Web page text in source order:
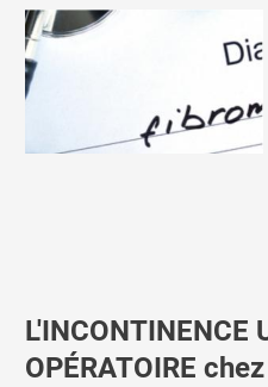
L'INCONTINENCE
OPÉRATOIRE